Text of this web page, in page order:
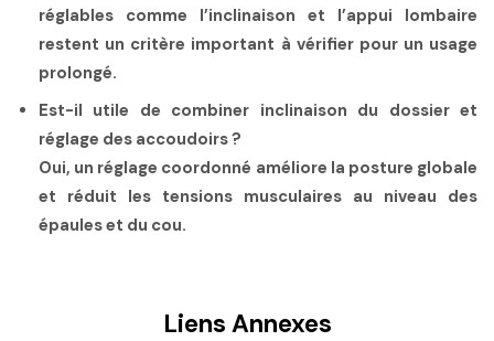
réglables comme l’inclinaison et l’appui lombaire
restent un critère important à vérifier pour un usage
prolongé.
Est-il utile de combiner inclinaison du dossier et
réglage des accoudoirs ?
Oui, un réglage coordonné améliore la posture globale
et réduit les tensions musculaires au niveau des
épaules et du cou.
Liens Annexes